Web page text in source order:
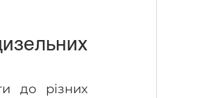
до різних